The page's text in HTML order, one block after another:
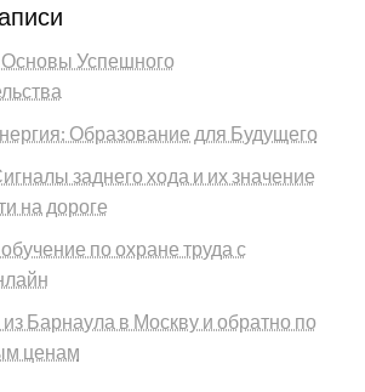
Основы Успешного
Образование для Будущего
заднего хода и их значение
на дороге
по охране труда с
Барнаула в Москву и обратно по
ценам